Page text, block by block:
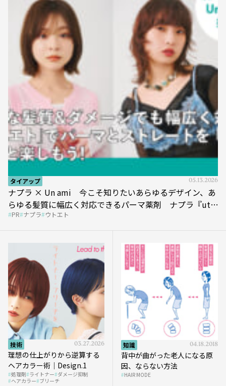
タイアップ 05.13.2026
ナプラ × Un ami 今こそ知りたいあらゆるデザイン、あ
らゆる髪質に幅広く対応できるパーマ薬剤 ナプラ『ut-
et』
PR ナプラ ウトエト
技術 03.27.2026
理想の仕上がりから逆算する
ヘアカラー術｜Design.1
処理剤 ライトナー ダメージ抑制
ヘアカラー ブリーチ
知識 04.18.2018
背中が曲がった老人になる原
因、ならない方法
HAIR MODE